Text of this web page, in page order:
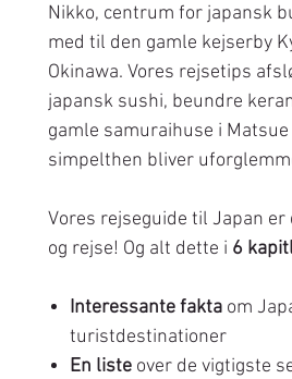
Nikko, centrum for japansk
med til den gamle kejserby
Okinawa. Vores rejsetips
japansk sushi, beundre
gamle samuraihuse i
simpelthen bliver
Vores rejseguide til Japan
og rejse! Og alt dette i 6
Interessante fakta om
turistdestinationer
En liste over de vigtigste